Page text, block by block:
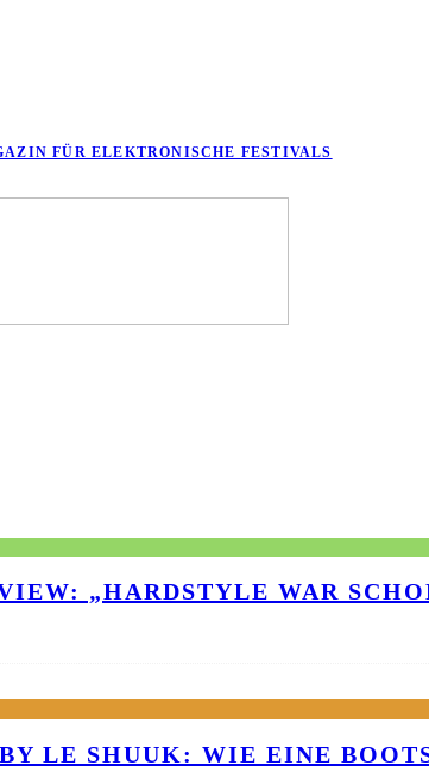
FÜR ELEKTRONISCHE FESTIVALS
„HARDSTYLE WAR
LE SHUUK: WIE EINE